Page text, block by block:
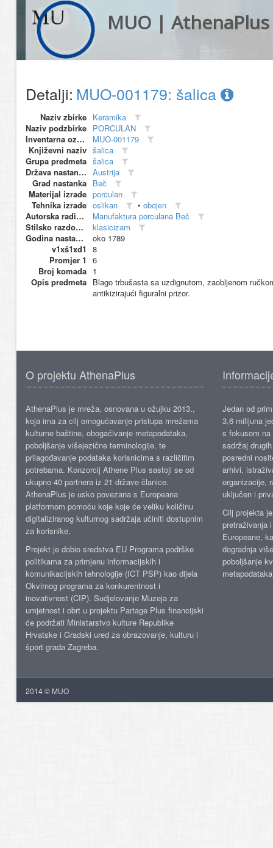
MUO | AthenaPlus
Detalji: MUO-001179: šalica
Naziv zbirke Keramika
Naziv podzbirke PORCULAN
Inventarna oznaka
MUO-001179
Književni naziv šalica
Grupa predmeta šalica
Država nastanka Austrija
Grad nastanka Beč
Materijal izrade porculan
Tehnika izrade oslikan • obojen
Autorska radionica (proizvođač)
Manufaktura porculana Beč
Stilsko razdoblje
klasicizam
Godina nastanka
oko 1789
v1xš1xd1
8
Promjer 1
6
Broj komada 1
Opis predmeta Blago trbušasta sa uzdignutom, zaobljenom
antikizirajući figuralni prizor.
O projektu AthenaPlus
AthenaPlus je mreža, osnovana u ožujku 2013.,
koja ima za cilj omogućavanje pristupa mrežama
kulturne baštine, obogaćivanje metapodataka,
poboljšanje višejezične terminologije, te
prilagođavanje podataka korisnicima s različitim
potrebama. Konzorcij Athene Plus sastoji se od
ukupno 40 partnera iz 21 države članice.
AthenaPlus je usko povezana s Europeana
platformom pomoću koje koje će veliku količinu
digitaliziranog kulturnog sadržaja učiniti dostupnim
za korisnike.
Projekt je dobio sredstva EU Programa podrške
politikama za primjenu informacijskih i
komunikacijskih tehnologije (ICT PSP) kao dijela
Okvirnog programa za konkurentnost i
inovativnost (CIP). Sudjelovanje Muzeja za
umjetnost i obrt u projektu Partage Plus financijski
će podržati Ministarstvo kulture Republike
Hrvatske i Gradski ured za obrazovanje, kulturu i
šport grada Zagreba.
Jedan od
3,6 milijuna
s fokusom
sadržaj
posredni
arhivi,
organizacije,
uključen i
Cilj projekta
pretraživanja
Europeane,
dogradnja
poboljšanje
2014 © MUO